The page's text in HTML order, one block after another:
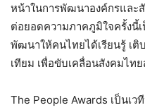
หน้าในการพัฒนาองค์กรและ
ต่อยอดความภาคภูมิใจครั้งนี้
พัฒนาให้คนไทยได้เรียนรู้ เติ
เทียม เพื่อขับเคลื่อนสังคมไท
The People Awards เป็นเว